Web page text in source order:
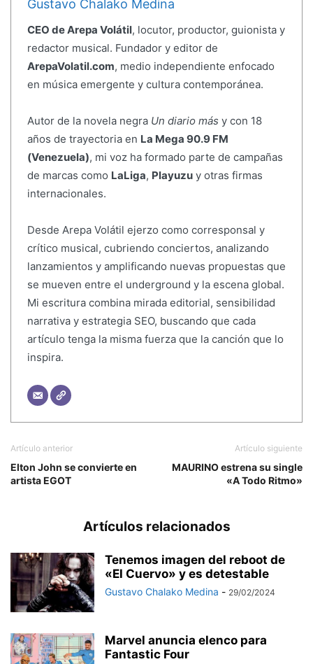
Gustavo Chalako Medina
CEO de Arepa Volátil, locutor, productor, guionista y
redactor musical. Fundador y editor de
ArepaVolatil.com, medio independiente enfocado
en música emergente y cultura contemporánea.
Autor de la novela negra Un diario más y con 18
años de trayectoria en La Mega 90.9 FM
(Venezuela), mi voz ha formado parte de campañas
de marcas como LaLiga, Playuzuy otras firmas
internacionales.
Desde Arepa Volátil ejerzo como corresponsal y
crítico musical, cubriendo conciertos, analizando
lanzamientos y amplificando nuevas propuestas que
se mueven entre el underground y la escena global.
Mi escritura combina mirada editorial, sensibilidad
narrativa y estrategia SEO, buscando que cada
artículo tenga la misma fuerza que la canción que lo
inspira.
Artículo anterior
Elton John se convierte en
artista EGOT
Artículo siguiente
MAURINO estrena su single
«A Todo Ritmo»
Artículos relacionados
Tenemos imagen del reboot de
«El Cuervo» y es detestable
Gustavo Chalako Medina - 29/02/2024
Marvel anuncia elenco para
Fantastic Four